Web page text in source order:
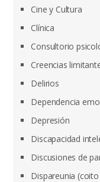
Cine y Cultura
Clínica
Consultorio
Creencias
Delirios
Dependencia
Depresión
Discapacidad
Discusiones de
Dispareunia